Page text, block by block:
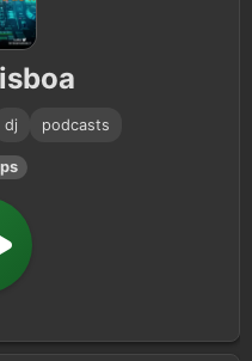
dj podcasts